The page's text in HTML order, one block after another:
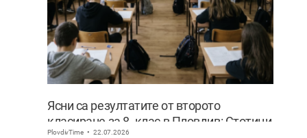
Ясни са резултатите от второто
класиране за 8. клас в Пловдив: Стотици
PlovdivTime 22.07.2026